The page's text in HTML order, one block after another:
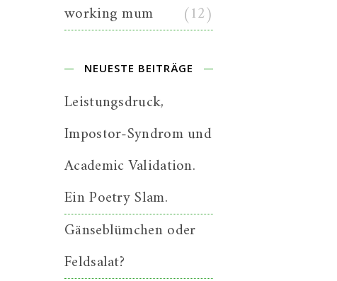
working mum
(12)
NEUESTE BEITRÄGE
Leistungsdruck,
Impostor-Syndrom und
Academic Validation.
Ein Poetry Slam.
Gänseblümchen oder
Feldsalat?